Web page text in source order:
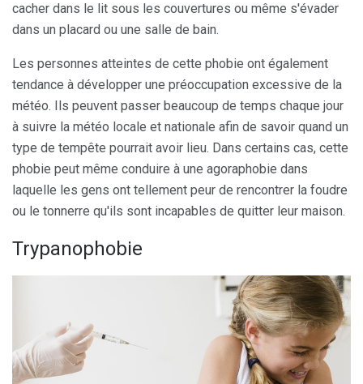
cacher dans le lit sous les couvertures ou même s'évader
dans un placard ou une salle de bain.
Les personnes atteintes de cette phobie ont également
tendance à développer une préoccupation excessive de la
météo. Ils peuvent passer beaucoup de temps chaque jour
à suivre la météo locale et nationale afin de savoir quand un
type de tempête pourrait avoir lieu. Dans certains cas, cette
phobie peut même conduire à une agoraphobie dans
laquelle les gens ont tellement peur de rencontrer la foudre
ou le tonnerre qu'ils sont incapables de quitter leur maison.
Trypanophobie